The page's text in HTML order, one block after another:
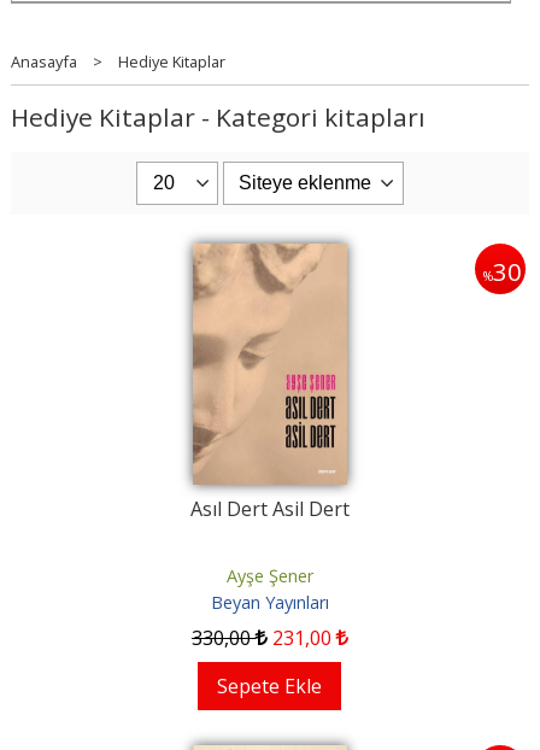
Anasayfa > Hediye Kitaplar
Hediye Kitaplar - Kategori kitapları
%30
Asıl Dert Asil Dert
Ayşe Şener
Beyan Yayınları
330,00 231,00
Sepete Ekle